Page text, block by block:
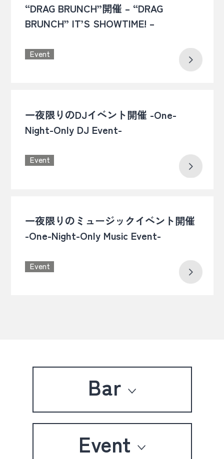
“DRAG BRUNCH”開催 – “DRAG
BRUNCH” IT’S SHOWTIME! –
Event
一夜限りのDJイベント開催 -One-
Night-Only DJ Event-
Event
一夜限りのミュージックイベント開催
-One-Night-Only Music Event-
Event
Bar
Event